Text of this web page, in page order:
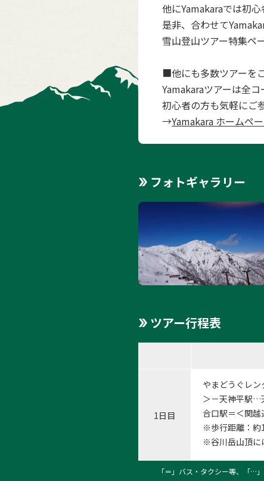
他にYamakaraでは初
是非、合わせて
雪山登山ツアー特集ペ
■他にも多数ツアーを
Yamakaraツアーは全
初心者の方も気軽にご
→Yamakara ホームペ
フォトギャラリー
ツアー行程表
1日目
やまどうぐレ
＞－天神平駅…
合口駅＝＜関越
※歩行距離：
※谷川岳山頂に
「＝」バス・タクシー等、「…